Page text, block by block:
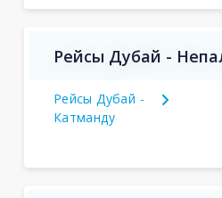
Рейсы Дубай -
Рейсы Дубай -
Катманду